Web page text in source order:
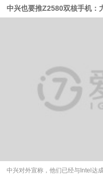
中兴也要推Z2580双核手机：
中兴对外宣称，他们已经与Intel达